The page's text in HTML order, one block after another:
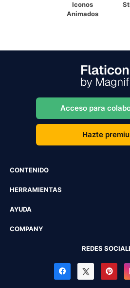
Iconos
Animados
Acceso para
Hazte
CONTENIDO
HERRAMIENTAS
AYUDA
COMPANY
REDES